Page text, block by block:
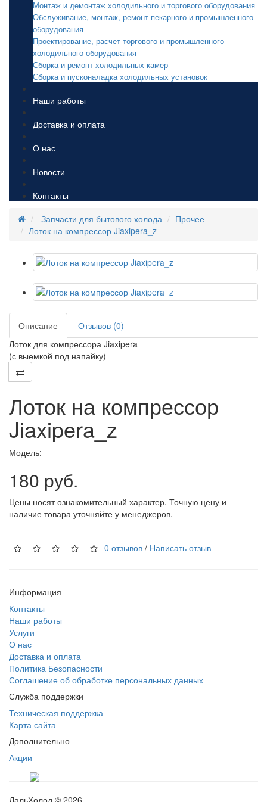
Монтаж и демонтаж холодильного и торгового оборудования
Обслуживание, монтаж, ремонт пекарного и промышленного
оборудования
Проектирование, расчет торгового и промышленного
холодильного оборудования
Сборка и ремонт холодильных камер
Сборка и пусконаладка холодильных установок
Наши работы
Доставка и оплата
О нас
Новости
Контакты
Запчасти для бытового холода
Прочее
Лоток на компрессор Jiaxipera_z
Описание
Отзывов (0)
Лоток для компрессора Jiaxipera
(с выемкой под напайку)
Лоток на компрессор
Jiaxipera_z
Модель:
180 руб.
Цены носят ознакомительный характер. Точную цену и
наличие товара уточняйте у менеджеров.
0 отзывов / Написать отзыв
Информация
Контакты
Наши работы
Услуги
О нас
Доставка и оплата
Политика Безопасности
Соглашение об обработке персональных данных
Служба поддержки
Техническая поддержка
Карта сайта
Дополнительно
Акции
ДальХолод © 2026